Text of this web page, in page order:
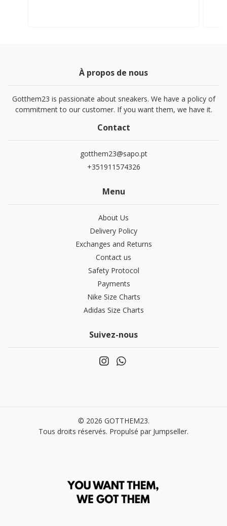
À propos de nous
Gotthem23 is passionate about sneakers. We have a policy of
commitment to our customer. If you want them, we have it.
Contact
gotthem23@sapo.pt
+351911574326
Menu
About Us
Delivery Policy
Exchanges and Returns
Contact us
Safety Protocol
Payments
Nike Size Charts
Adidas Size Charts
Suivez-nous
© 2026 GOTTHEM23.
Tous droits réservés. Propulsé par Jumpseller.